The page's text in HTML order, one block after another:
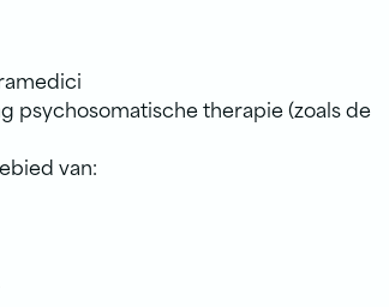
psychosomatische therapie (zoals de
van: